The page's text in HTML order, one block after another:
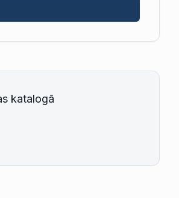
katalogā